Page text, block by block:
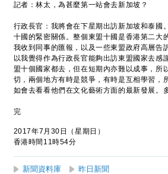
記者：林太，為甚麼第一站會去新加坡？
行政長官：我將會在下星期出訪新加坡和泰國
十國的緊密關係。整個東盟十國是香港第二大
我收到同事的匯報，以及一些東盟政府高層告
以我覺得作為行政長官能夠出訪東盟國家去
盟十個國家都去，但在短期內亦難以成事，
切，兩個地方有時是競爭，有時是互相學習，
如會去看看他們在文化藝術方面的最新發展。
完
2017年7月30日（星期日）
香港時間11時54分
新聞資料庫
昨日新聞